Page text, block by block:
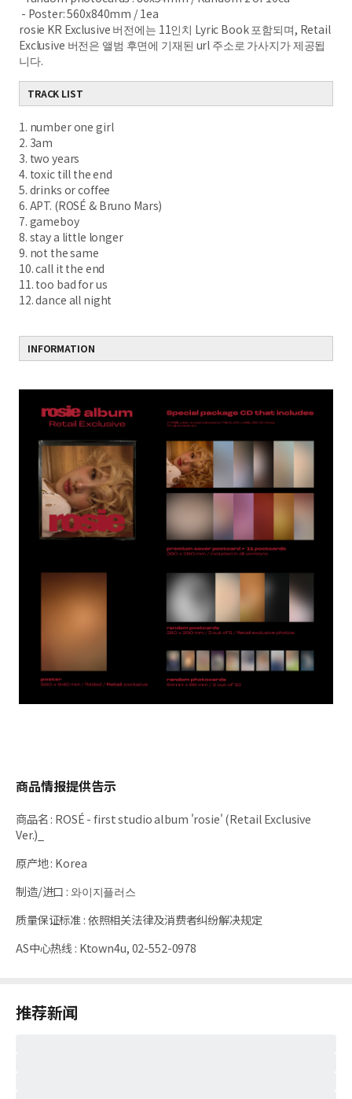
- Poster: 560x840mm / 1ea
rosie KR Exclusive 버전에는 11인치 Lyric Book 포함되며, Retail
Exclusive 버전은 앨범 후면에 기재된 url 주소로 가사지가 제공됩
니다.
TRACK LIST
1. number one girl
2. 3am
3. two years
4. toxic till the end
5. drinks or coffee
6. APT. (ROSÉ & Bruno Mars)
7. gameboy
8. stay a little longer
9. not the same
10. call it the end
11. too bad for us
12. dance all night
INFORMATION
商品情报提供告示
商品名: ROSÉ - first studio album 'rosie' (Retail Exclusive
Ver.)_
原产地: Korea
制造/进口 : 와이지플러스
质量保证标准 :依照相关法律及消费者纠纷解决规定
AS中心热线 : Ktown4u, 02-552-0978
推荐新闻